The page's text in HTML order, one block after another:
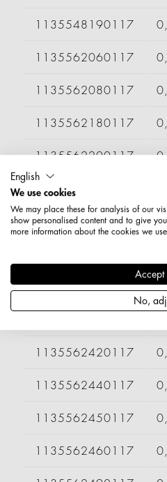
1135548190117
1135562060117
1135562080117
1135562180117
1135562200117
1135562210117
1135562230117
1135562320117
1135562420117
1135562440117
1135562450117
1135562460117
English
We use cookies
We may place these for analysis of our
show personalised content and to give
more information about the cookies we
Accept
No,